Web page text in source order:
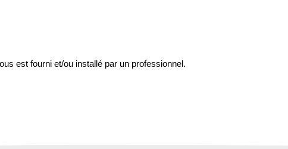
est fourni et/ou installé par un professionnel.